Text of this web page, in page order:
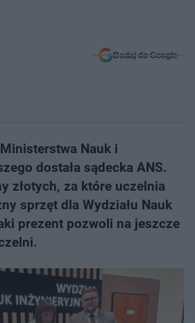
Dodaj do Google
Nauk i
dostała sądecka ANS.
złotych, za które uczelnia
sprzęt dla Wydziału Nauk
prezent pozwoli na jeszcze